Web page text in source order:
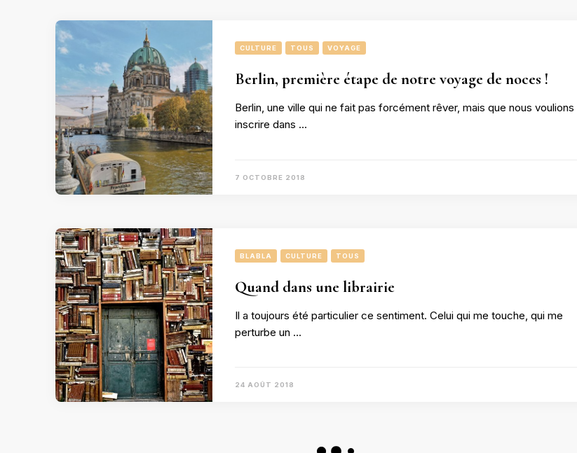
CULTURE TOUS VOYAGE
Berlin, première étape de notre voyage de noces !
Berlin, une ville qui ne fait pas forcément rêver, mais que nous voulions
inscrire dans …
7 OCTOBRE 2018
BLABLA CULTURE TOUS
Quand dans une librairie
Il a toujours été particulier ce sentiment. Celui qui me touche, qui me
perturbe un …
24 AOÛT 2018